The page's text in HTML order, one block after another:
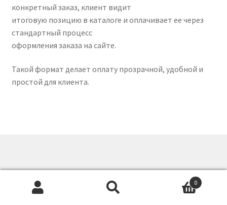
конкретный заказ, клиент видит
итоговую позицию в каталоге и оплачивает ее через
стандартный процесс
оформления заказа на сайте.
Такой формат делает оплату прозрачной, удобной и
простой для клиента.
0